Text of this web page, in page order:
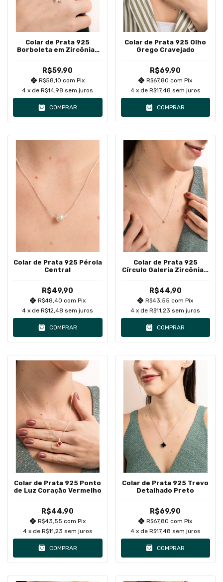
Colar de Prata 925
Borboleta em Zircônias
R$59,90
R$58,10 com Pix
4 x deR$14,98 sem juros
COMPRAR
Colar de Prata 925 Olho
Grego Cravejado
R$69,90
R$67,80com Pix
4 x de R$17,48 sem juros
COMPRAR
Colar de Prata 925 Pérola
Central
R$49,90
R$48,40 com Pix
4 x deR$12,48 sem juros
COMPRAR
Colar de Prata 925
Círculo Galeria Zircônia -
R$44,90
R$43,55com Pix
4 x deR$11,23 sem juros
COMPRAR
Colar de Prata 925 Ponto
de Luz Coração Vermelho
R$44,90
R$43,55 com Pix
4 x de R$11,23 sem juros
COMPRAR
Colar de Prata 925 Trevo
Detalhado Preto
R$69,90
R$67,80com Pix
4 x de R$17,48 sem juros
COMPRAR